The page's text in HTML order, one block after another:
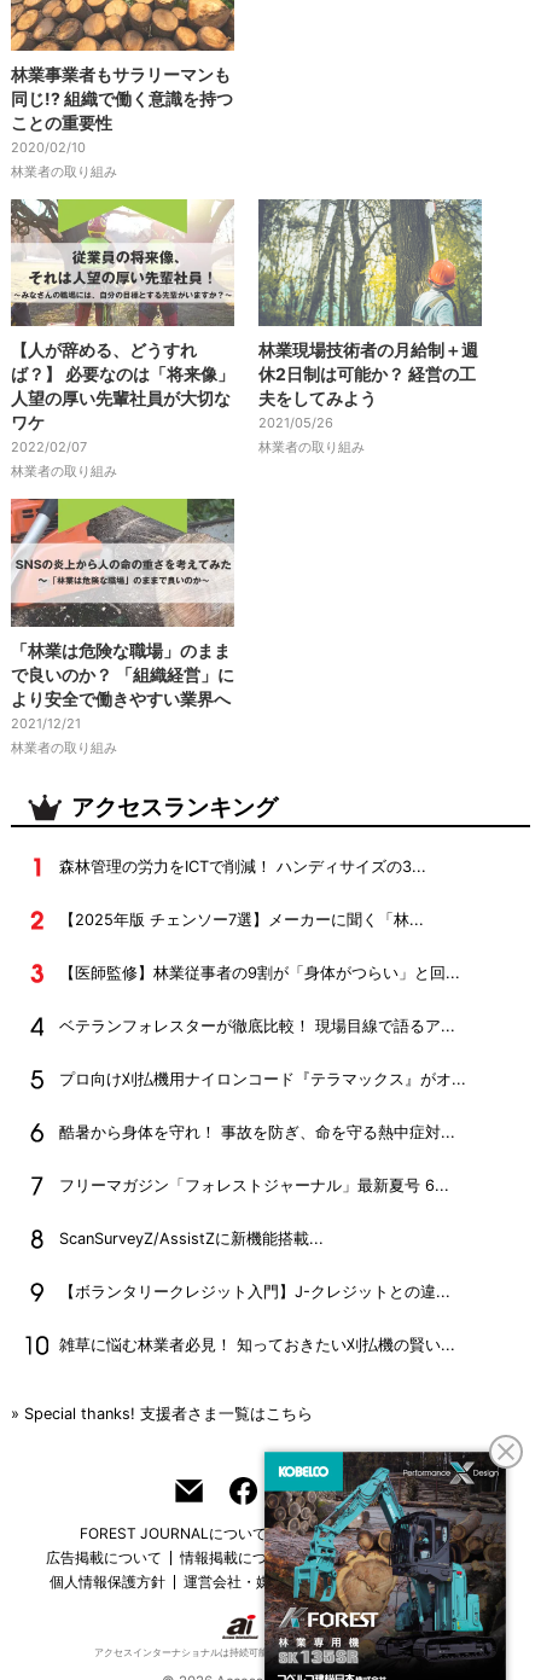
林業事業者もサラリーマンも
同じ!? 組織で働く意識を持つ
ことの重要性
2020/02/10
林業者の取り組み
【人が辞める、どうすれ
ば？】 必要なのは「将来像」
人望の厚い先輩社員が大切な
ワケ
2022/02/07
林業者の取り組み
林業現場技術者の月給制＋週
休2日制は可能か？ 経営の工
夫をしてみよう
2021/05/26
林業者の取り組み
「林業は危険な職場」のまま
で良いのか？ 「組織経営」に
より安全で働きやすい業界へ
2021/12/21
林業者の取り組み
アクセスランキング
森林管理の労力をICTで削減！ ハンディサイズの3...
【2025年版 チェンソー7選】メーカーに聞く「林...
【医師監修】林業従事者の9割が「身体がつらい」と回...
ベテランフォレスターが徹底比較！ 現場目線で語るア...
プロ向け刈払機用ナイロンコード『テラマックス』がオ...
酷暑から身体を守れ！ 事故を防ぎ、命を守る熱中症対...
フリーマガジン「フォレストジャーナル」最新夏号 6...
ScanSurveyZ/AssistZに新機能搭載...
【ボランタリークレジット入門】J-クレジットとの違...
雑草に悩む林業者必見！ 知っておきたい刈払機の賢い...
» Special thanks! 支援者さま一覧はこちら
FOREST JOURNALについて
フリーマガジンはこちら
広告掲載について
情報掲載について お問い合わせ
採用情報
個人情報保護方針
運営会社・媒体一覧 For overseas customers
アクセスインターナショナルは持続可能な開発目標（SDGs）を支援しています。